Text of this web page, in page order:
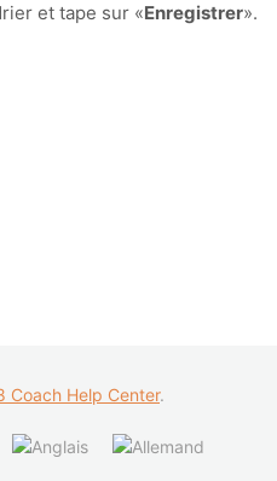
et tape sur «Enregistrer».
Coach Help Center.